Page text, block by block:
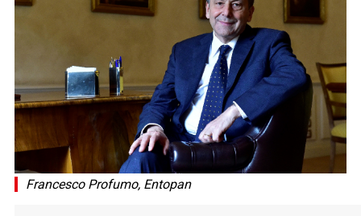
Francesco Profumo, Entopan